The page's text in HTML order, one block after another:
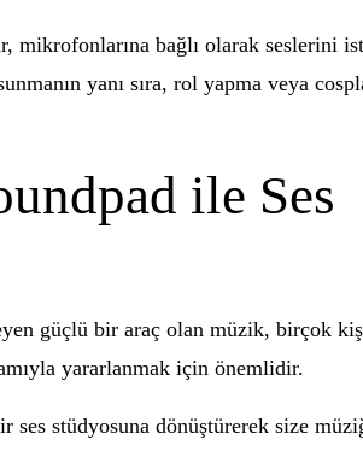
mikrofonlarına bağlı olarak seslerini
yanı sıra, rol yapma veya
ile Ses
güçlü bir araç olan müzik, birçok
yararlanmak için önemlidir.
ses stüdyosuna dönüştürerek size